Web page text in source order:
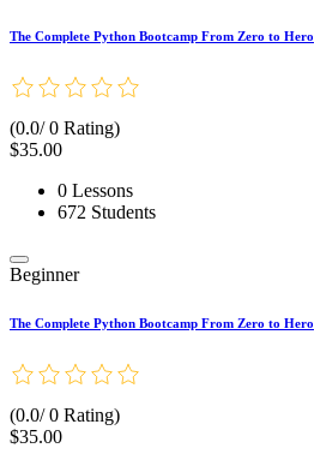
The Complete Python Bootcamp From Zero to Hero
(0.0/ 0 Rating)
$35.00
0 Lessons
672 Students
Beginner
The Complete Python Bootcamp From Zero to Hero
(0.0/ 0 Rating)
$35.00